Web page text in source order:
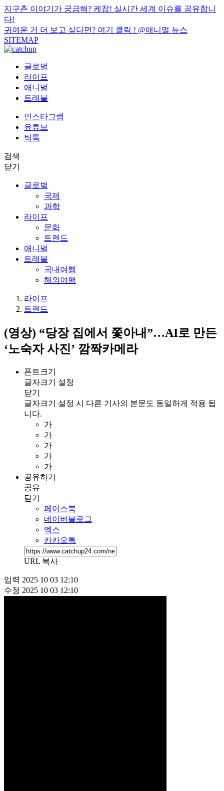
지구촌 이야기가 궁금해? 케찹! 실시간 세계 이슈를 공유합니
다!
귀여운 거 더 보고 싶다면? 여기 클릭 ! @애니멀 뉴스
SITEMAP
글로벌
라이프
애니멀
트래블
인스타그램
유튜브
틱톡
검색
닫기
글로벌
국제
과학
라이프
문화
트렌드
애니멀
트래블
국내여행
해외여행
라이프
트렌드
(영상) “당장 집에서 쫓아내”…AI로 만든
‘노숙자 사진’ 깜짝카메라
폰트크기
글자크기 설정
닫기
글자크기 설정 시 다른 기사의 본문도 동일하게 적용 됩
니다.
가
가
가
가
가
공유하기
공유
닫기
페이스북
네이버블로그
엑스
카카오톡
URL 복사
입력 2025 10 03 12:10
수정 2025 10 03 12:10